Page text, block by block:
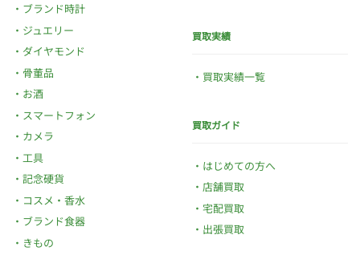
ブランド時計
ジュエリー
ダイヤモンド
骨董品
お酒
スマートフォン
カメラ
工具
記念硬貨
コスメ・香水
ブランド食器
きもの
買取実績
買取実績一覧
買取ガイド
はじめての方へ
店舗買取
宅配買取
出張買取